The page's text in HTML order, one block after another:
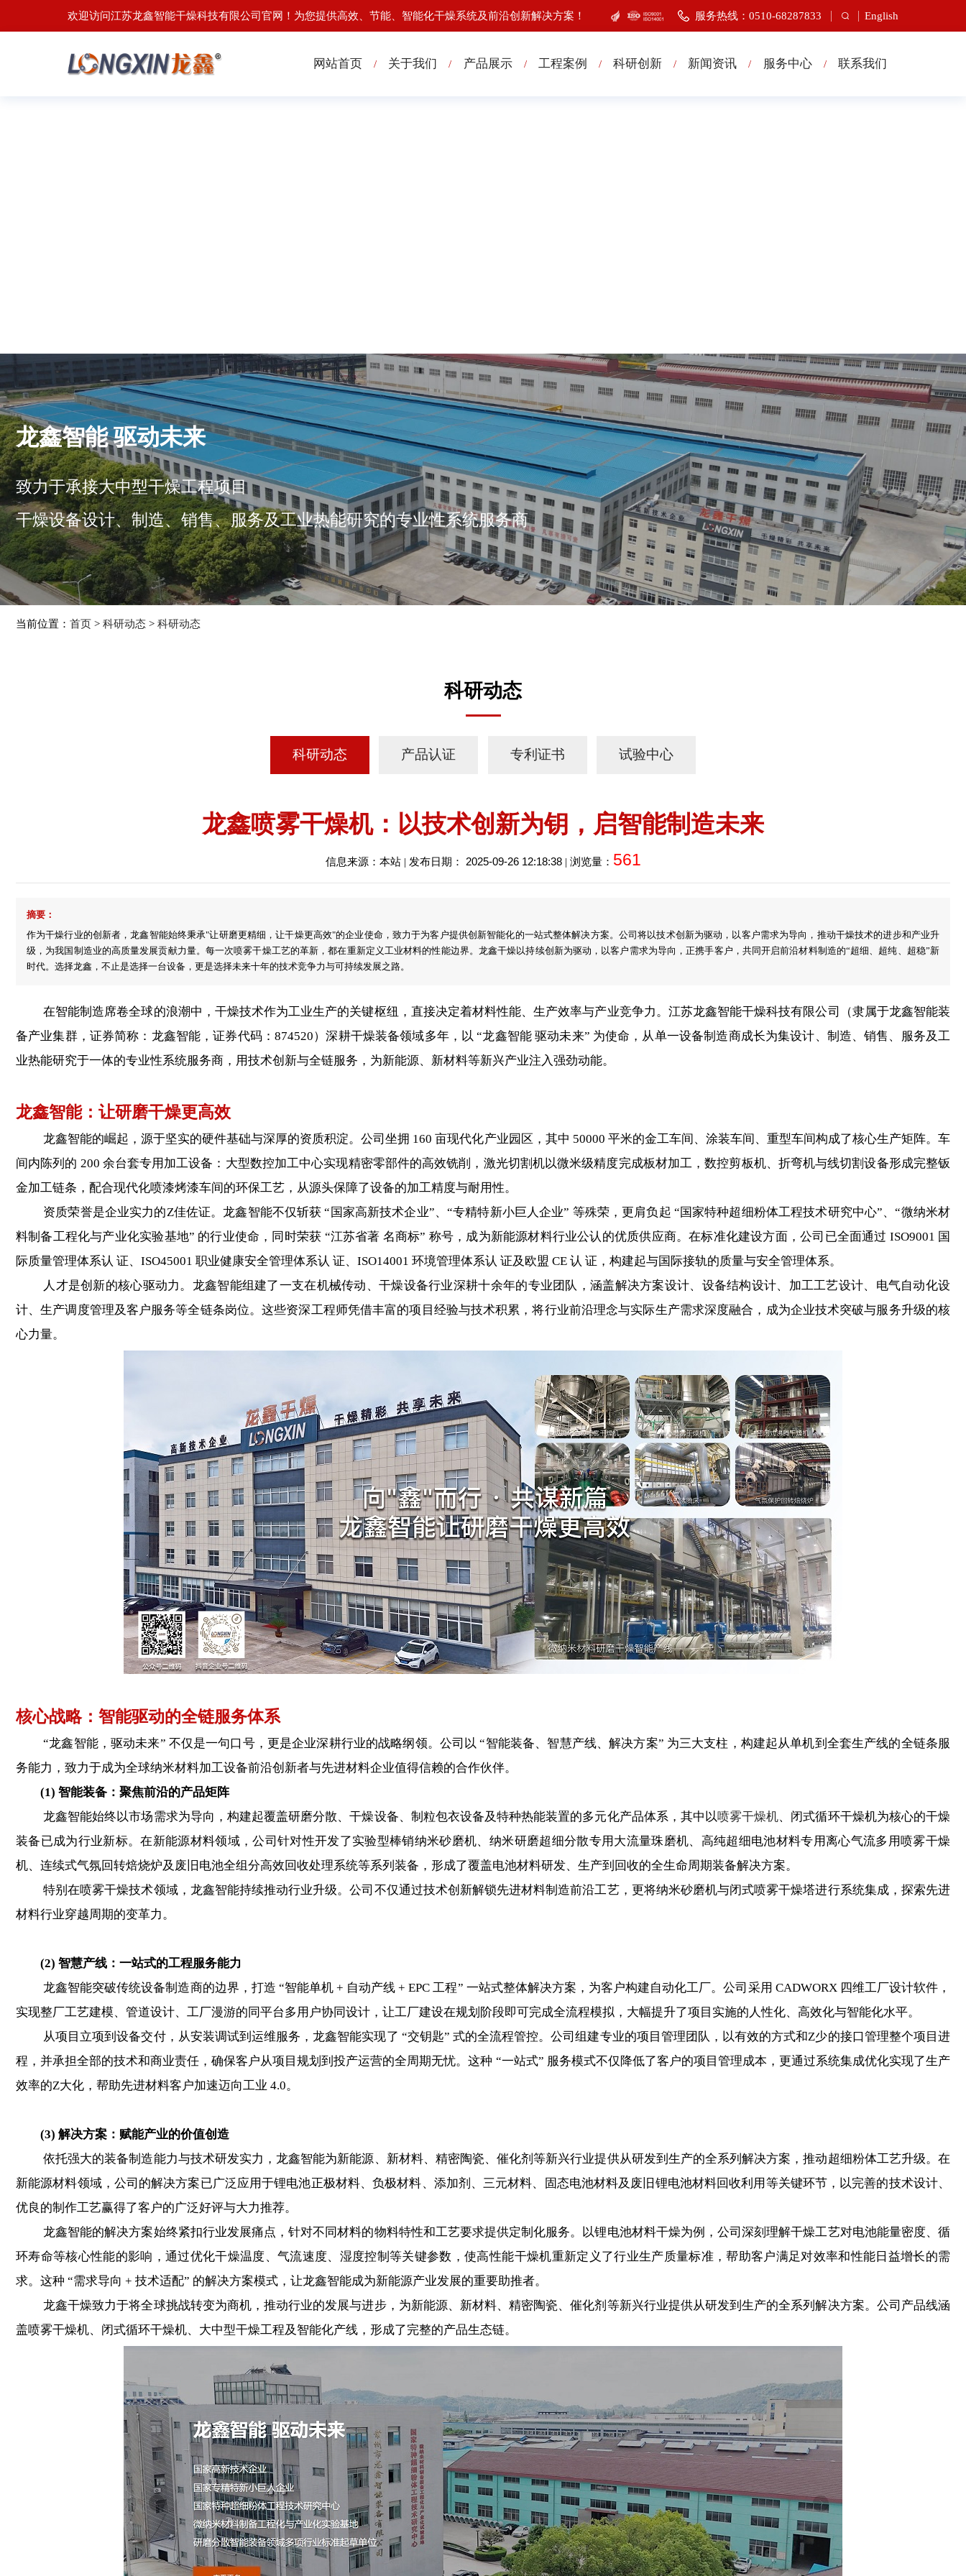
欢迎访问江苏龙鑫智能干燥科技有限公司官网！为您提供高效、节能、智能化干燥系统及前沿创新解决方案！ English
服务热线：0510-68287833
网站首页 / 关于我们 / 产品展示 / 工程案例 / 科研创新 / 新闻资讯 / 服务中心 / 联系我们
龙鑫智能 驱动未来
致力于承接大中型干燥工程项目
干燥设备设计、制造、销售、服务及工业热能研究的专业性系统服务商
当前位置： 首页 > 科研动态 > 科研动态
科研动态
科研动态 产品认证 专利证书 试验中心
龙鑫喷雾干燥机：以技术创新为钥，启智能制造未来
信息来源：本站 | 发布日期： 2025-09-26 12:18:38 | 浏览量： 561
摘要：
作为干燥行业的创新者，龙鑫智能始终秉承"让研磨更精细，让干燥更高效"的企业使命，致力于为客户提供创新智能化的一站式整体解决方案。公司将以技术创新为驱动，以客户需求为导向，推动干燥技术的进步和产业升
级，为我国制造业的高质量发展贡献力量。每一次喷雾干燥工艺的革新，都在重新定义工业材料的性能边界。龙鑫干燥以持续创新为驱动，以客户需求为导向，正携手客户，共同开启前沿材料制造的“超细、超纯、超稳”新
时代。选择龙鑫，不止是选择一台设备，更是选择未来十年的技术竞争力与可持续发展之路。
在智能制造席卷全球的浪潮中，干燥技术作为工业生产的关键枢纽，直接决定着材料性能、生产效率与产业竞争力。江苏龙鑫智能干燥科技有限公司（隶属于龙鑫智能装
备产业集群，证券简称：龙鑫智能，证券代码：874520）深耕干燥装备领域多年，以 “龙鑫智能 驱动未来” 为使命，从单一设备制造商成长为集设计、制造、销售、服务及工
业热能研究于一体的专业性系统服务商，用技术创新与全链服务，为新能源、新材料等新兴产业注入强劲动能。
龙鑫智能：让研磨干燥更高效
龙鑫智能的崛起，源于坚实的硬件基础与深厚的资质积淀。公司坐拥 160 亩现代化产业园区，其中 50000 平米的金工车间、涂装车间、重型车间构成了核心生产矩阵。车
间内陈列的 200 余台套专用加工设备：大型数控加工中心实现精密零部件的高效铣削，激光切割机以微米级精度完成板材加工，数控剪板机、折弯机与线切割设备形成完整钣
金加工链条，配合现代化喷漆烤漆车间的环保工艺，从源头保障了设备的加工精度与耐用性。
资质荣誉是企业实力的Z佳佐证。龙鑫智能不仅斩获 “国家高新技术企业”、“专精特新小巨人企业” 等殊荣，更肩负起 “国家特种超细粉体工程技术研究中心”、“微纳米材
料制备工程化与产业化实验基地” 的行业使命，同时荣获 “江苏省著 名商标” 称号，成为新能源材料行业公认的优质供应商。在标准化建设方面，公司已全面通过 ISO9001 国
际质量管理体系认 证、ISO45001 职业健康安全管理体系认 证、ISO14001 环境管理体系认 证及欧盟 CE 认 证，构建起与国际接轨的质量与安全管理体系。
人才是创新的核心驱动力。龙鑫智能组建了一支在机械传动、干燥设备行业深耕十余年的专业团队，涵盖解决方案设计、设备结构设计、加工工艺设计、电气自动化设
计、生产调度管理及客户服务等全链条岗位。这些资深工程师凭借丰富的项目经验与技术积累，将行业前沿理念与实际生产需求深度融合，成为企业技术突破与服务升级的核
心力量。
核心战略：智能驱动的全链服务体系
“龙鑫智能，驱动未来” 不仅是一句口号，更是企业深耕行业的战略纲领。公司以 “智能装备、智慧产线、解决方案” 为三大支柱，构建起从单机到全套生产线的全链条服
务能力，致力于成为全球纳米材料加工设备前沿创新者与先进材料企业值得信赖的合作伙伴。
(1) 智能装备：聚焦前沿的产品矩阵
龙鑫智能始终以市场需求为导向，构建起覆盖研磨分散、干燥设备、制粒包衣设备及特种热能装置的多元化产品体系，其中以喷雾干燥机、闭式循环干燥机为核心的干燥
装备已成为行业新标。在新能源材料领域，公司针对性开发了实验型棒销纳米砂磨机、纳米研磨超细分散专用大流量珠磨机、高纯超细电池材料专用离心气流多用喷雾干燥
机、连续式气氛回转焙烧炉及废旧电池全组分高效回收处理系统等系列装备，形成了覆盖电池材料研发、生产到回收的全生命周期装备解决方案。
特别在喷雾干燥技术领域，龙鑫智能持续推动行业升级。公司不仅通过技术创新解锁先进材料制造前沿工艺，更将纳米砂磨机与闭式喷雾干燥塔进行系统集成，探索先进
材料行业穿越周期的变革力。
(2) 智慧产线：一站式的工程服务能力
龙鑫智能突破传统设备制造商的边界，打造 “智能单机 + 自动产线 + EPC 工程” 一站式整体解决方案，为客户构建自动化工厂。公司采用 CADWORX 四维工厂设计软件，
实现整厂工艺建模、管道设计、工厂漫游的同平台多用户协同设计，让工厂建设在规划阶段即可完成全流程模拟，大幅提升了项目实施的人性化、高效化与智能化水平。
从项目立项到设备交付，从安装调试到运维服务，龙鑫智能实现了 “交钥匙” 式的全流程管控。公司组建专业的项目管理团队，以有效的方式和Z少的接口管理整个项目进
程，并承担全部的技术和商业责任，确保客户从项目规划到投产运营的全周期无忧。这种 “一站式” 服务模式不仅降低了客户的项目管理成本，更通过系统集成优化实现了生产
效率的Z大化，帮助先进材料客户加速迈向工业 4.0。
(3) 解决方案：赋能产业的价值创造
依托强大的装备制造能力与技术研发实力，龙鑫智能为新能源、新材料、精密陶瓷、催化剂等新兴行业提供从研发到生产的全系列解决方案，推动超细粉体工艺升级。在
新能源材料领域，公司的解决方案已广泛应用于锂电池正极材料、负极材料、添加剂、三元材料、固态电池材料及废旧锂电池材料回收利用等关键环节，以完善的技术设计、
优良的制作工艺赢得了客户的广泛好评与大力推荐。
龙鑫智能的解决方案始终紧扣行业发展痛点，针对不同材料的物料特性和工艺要求提供定制化服务。以锂电池材料干燥为例，公司深刻理解干燥工艺对电池能量密度、循
环寿命等核心性能的影响，通过优化干燥温度、气流速度、湿度控制等关键参数，使高性能干燥机重新定义了行业生产质量标准，帮助客户满足对效率和性能日益增长的需
求。这种 “需求导向 + 技术适配” 的解决方案模式，让龙鑫智能成为新能源产业发展的重要助推者。
龙鑫干燥致力于将全球挑战转变为商机，推动行业的发展与进步，为新能源、新材料、精密陶瓷、催化剂等新兴行业提供从研发到生产的全系列解决方案。公司产品线涵
盖喷雾干燥机、闭式循环干燥机、大中型干燥工程及智能化产线，形成了完整的产品生态链。